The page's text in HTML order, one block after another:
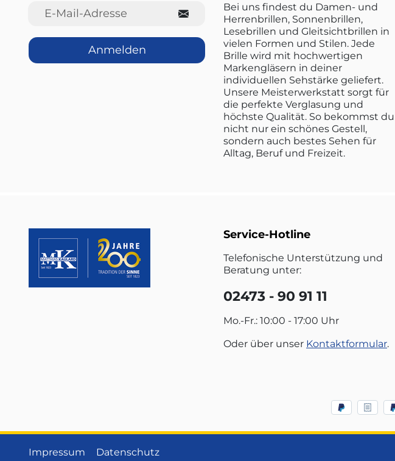
E-Mail-Adresse
Anmelden
Bei uns findest du Damen- und
Herrenbrillen, Sonnenbrillen,
Lesebrillen und Gleitsichtbrillen in
vielen Formen und Stilen. Jede
Brille wird mit hochwertigen
Markengläsern in deiner
individuellen Sehstärke geliefert.
Unsere Meisterwerkstatt sorgt für
die perfekte Verglasung und
höchste Qualität. So bekommst du
nicht nur ein schönes Gestell,
sondern auch bestes Sehen für
Alltag, Beruf und Freizeit.
Service-Hotline
Telefonische Unterstützung und
Beratung unter:
02473 - 90 91 11
Mo.-Fr.: 10:00 - 17:00 Uhr
Oder über unser Kontaktformular.
Impressum Datenschutz